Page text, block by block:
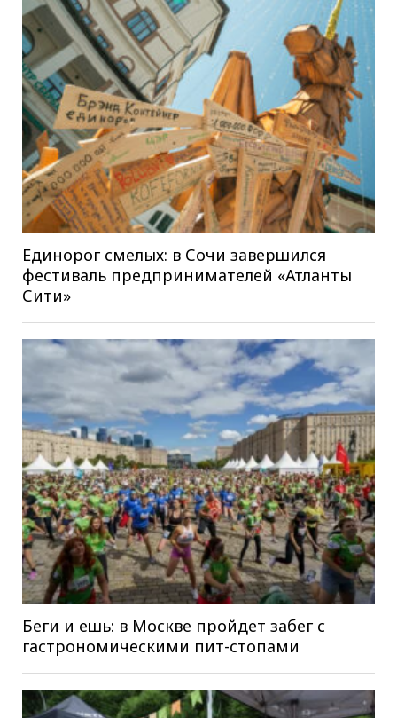
Единорог смелых: в Сочи завершился
фестиваль предпринимателей «Атланты
Сити»
Беги и ешь: в Москве пройдет забег с
гастрономическими пит-стопами